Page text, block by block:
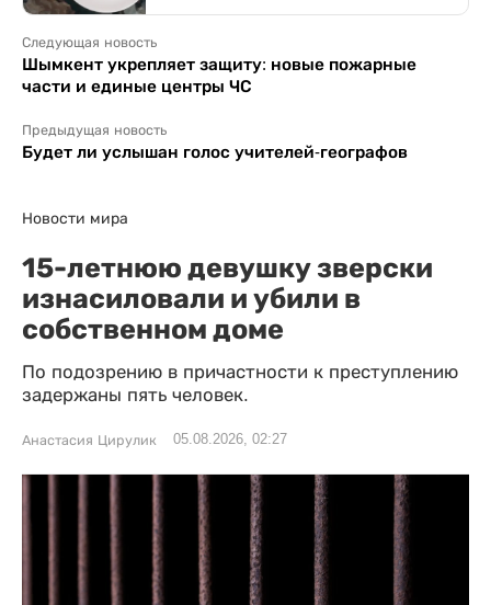
Следующая новость
Шымкент укрепляет защиту: новые пожарные
части и единые центры ЧС
Предыдущая новость
Будет ли услышан голос учителей-географов
Новости мира
15-летнюю девушку зверски
изнасиловали и убили в
собственном доме
По подозрению в причастности к преступлению
задержаны пять человек.
Анастасия Цирулик 05.08.2026, 02:27